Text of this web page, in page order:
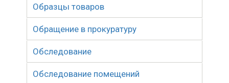
Образцы товаров
Обращение в прокуратуру
Обследование
Обследование помещений